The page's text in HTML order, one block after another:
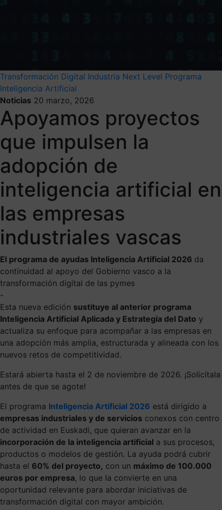
Transformación Digital Industria Next Level Programa
Inteligencia Artificial
Noticias 20 marzo, 2026
Apoyamos proyectos
que impulsen la
adopción de
inteligencia artificial en
las empresas
industriales vascas
El programa de ayudas Inteligencia Artificial 2026 da
continuidad al apoyo del Gobierno vasco a la
transformación digital de las pymes
-
Esta nueva edición sustituye al anterior programa
Inteligencia Artificial Aplicada y Estrategia del Dato y
actualiza su enfoque para acompañar a las empresas en
una adopción más amplia, estructurada y alineada con los
nuevos retos de competitividad.
Estará abierta hasta el 2 de noviembre de 2026. ¡Solicítala
antes de que se agote!
El programa Inteligencia Artificial 2026 está dirigido a
empresas industriales y de servicios conexos con centro
de actividad en Euskadi, que quieran avanzar en la
incorporación de la inteligencia artificial a sus procesos,
productos o modelos de gestión. La ayuda podrá cubrir
hasta el 60% del proyecto, con un máximo de 100.000
euros por empresa, lo que la convierte en una
oportunidad relevante para abordar iniciativas de
transformación digital con mayor ambición.